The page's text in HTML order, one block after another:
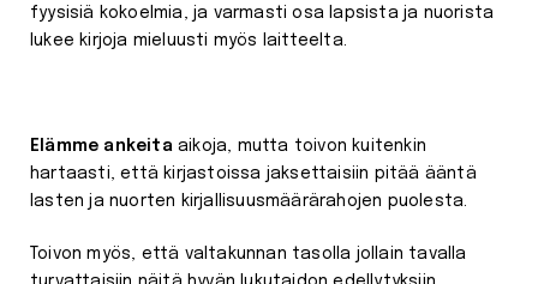
fyysisiä kokoelmia, ja varmasti osa lapsista ja nuorista
lukee kirjoja mieluusti myös laitteelta.
Elämme ankeitaaikoja, mutta toivon kuitenkin
hartaasti, että kirjastoissa jaksettaisiin pitää ääntä
lasten ja nuorten kirjallisuusmäärärahojen puolesta.
Toivon myös, että valtakunnan tasolla jollain tavalla